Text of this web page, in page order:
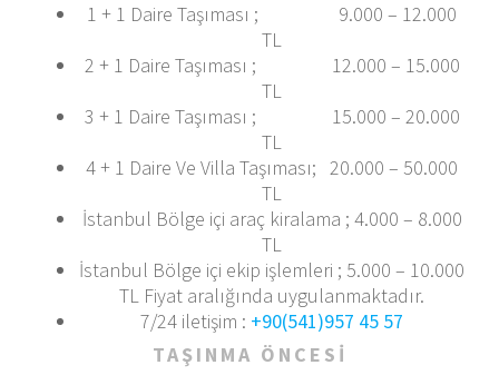
1 + 1 Daire Taşıması ; 9.000 – 12.000
TL
2 + 1 Daire Taşıması ; 12.000 – 15.000
TL
3 + 1 Daire Taşıması ; 15.000 – 20.000
TL
4 + 1 Daire Ve Villa Taşıması; 20.000 – 50.000
TL
İstanbul Bölge içi araç kiralama ; 4.000 – 8.000
TL
İstanbul Bölge içi ekip işlemleri ; 5.000 – 10.000
TL Fiyat aralığında uygulanmaktadır.
7/24 iletişim : +90(541)957 45 57
TAŞINMA ÖNCESİ